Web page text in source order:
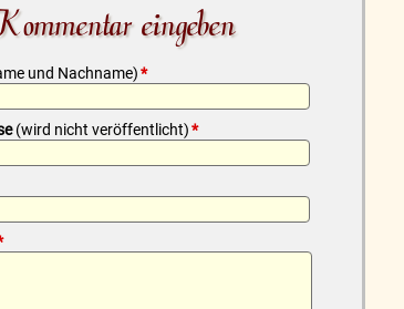
eingeben
und Nachname)*
(wird nicht veröffentlicht)*